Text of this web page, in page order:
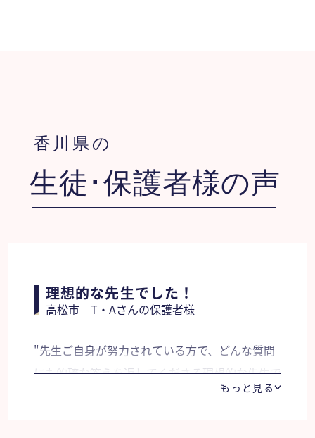
香川県の
生徒･保護者様の声
理想的な先生でした！
高松市 T・Aさんの保護者様
"先生ご自身が努力されている方で、どんな質問
にも的確な答えを返してくださる理想的な先生で
した。 親子とも期待以上だと感じました。"
もっと見る